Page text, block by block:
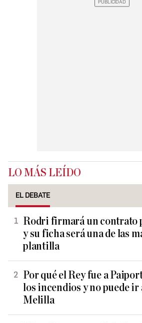
LO MÁS LEÍDO
EL DEBATE
Rodri firmará un contrato
y su ficha será una de las
plantilla
Por qué el Rey fue a
los incendios y no puede ir
Melilla